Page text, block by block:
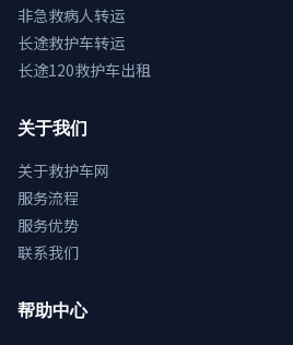
非急救病人转运
长途救护车转运
长途120救护车出租
关于我们
关于救护车网
服务流程
服务优势
联系我们
帮助中心